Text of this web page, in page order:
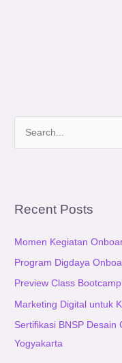
c
f
o
r
:
Recent Posts
Momen Kegiatan
Program Digdaya
Preview Class
Marketing Digital untuk
Sertifikasi BNSP Desain
Yogyakarta